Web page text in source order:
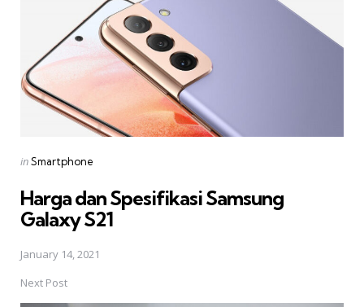
Posted
inSmartphone
Harga dan Spesifikasi Samsung
Galaxy S21
January 14, 2021
Next Post